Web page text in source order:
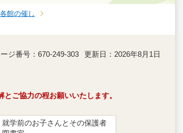
館の催し
ジ番号：670-249-303 更新日：2026年8月1日
ご協力の程お願いいたします。
就学前のお子さんとその保護者